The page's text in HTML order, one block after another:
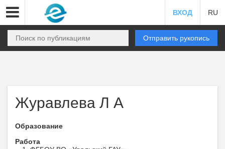
ВХОД RU
Отправить рукопись
Журавлева Л А
Образование
Работа